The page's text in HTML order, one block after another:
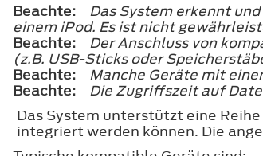
Beachte:
Das System erkennt
einem iPod. Es ist nicht
Beachte:
Der Anschluss von
(z.B. USB-Sticks oder
Beachte:
Manche Geräte mit
Beachte:
Die Zugriffszeit auf
Das System unterstützt eine
integriert werden können. Die